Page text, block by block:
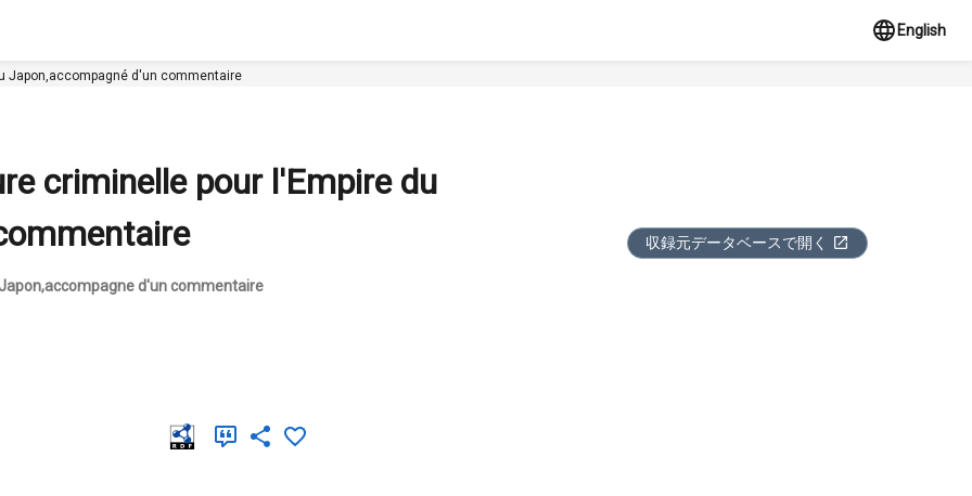
English
Japon,accompagné d'un commentaire
criminelle pour l'Empire du
d'un commentaire
収録元データベースで開く